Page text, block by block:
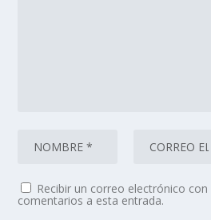
Recibir un correo electrónico
comentarios a esta entrada.